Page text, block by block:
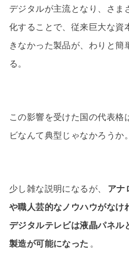
デジタルが主流となり、さま
化することで、従来巨大な資
きなかった製品が、わりと簡
る。
この影響を受けた国の代表格
ビなんて典型じゃなかろうか。
少し雑な説明になるが、
アナ
や職人芸的なノウハウがなけ
デジタルテレビは液晶パネル
製造が可能になった 。